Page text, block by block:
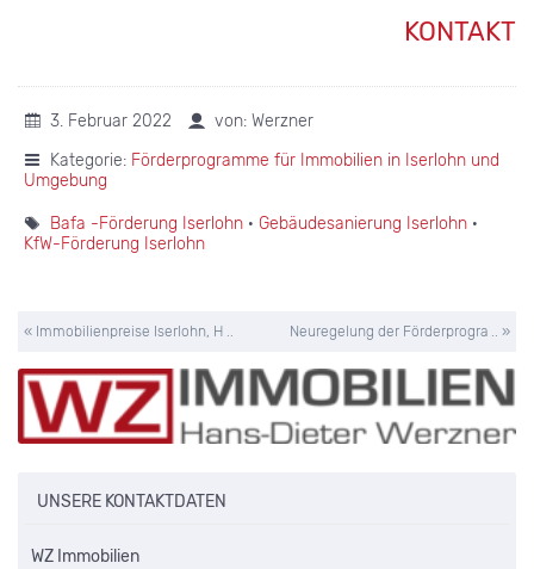
KONTAKT
3. Februar 2022
von: Werzner
Kategorie: Förderprogramme für Immobilien in Iserlohn und
Umgebung
Bafa -Förderung Iserlohn · Gebäudesanierung Iserlohn ·
KfW-Förderung Iserlohn
« Immobilienpreise Iserlohn, H .. Neuregelung der Förderprogra .. »
UNSERE KONTAKTDATEN
WZ Immobilien